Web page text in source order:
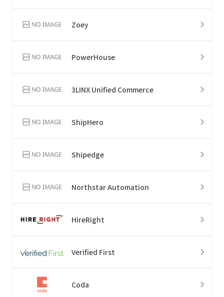
Zoey
PowerHouse
3LINX Unified Commerce
ShipHero
Shipedge
Northstar Automation
HireRight
Verified First
Coda